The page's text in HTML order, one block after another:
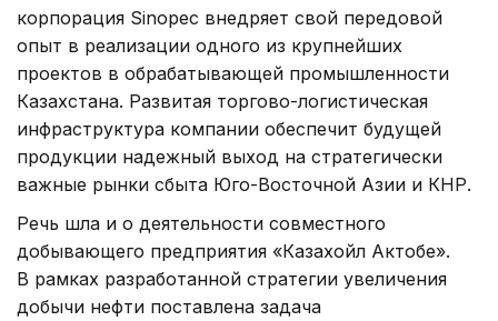
корпорация Sinopec внедряет свой передовой
опыт в реализации одного из крупнейших
проектов в обрабатывающей промышленности
Казахстана. Развитая торгово-логистическая
инфраструктура компании обеспечит будущей
продукции надежный выход на стратегически
важные рынки сбыта Юго-Восточной Азии и КНР.
Речь шла и о деятельности совместного
добывающего предприятия «Казахойл Актобе».
В рамках разработанной стратегии увеличения
добычи нефти поставлена задача